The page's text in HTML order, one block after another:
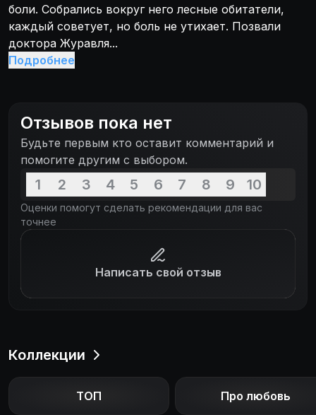
боли. Собрались вокруг него лесные обитатели,
каждый советует, но боль не утихает. Позвали
доктора Журавля...
Подробнее
Отзывов пока нет
Будьте первым кто оставит комментарий и
помогите другим с выбором.
1 2 3 4 5 6 7 8 9 10
Оценки помогут сделать рекомендации для вас
точнее
Написать свой отзыв
Коллекции
ТОП Про любовь